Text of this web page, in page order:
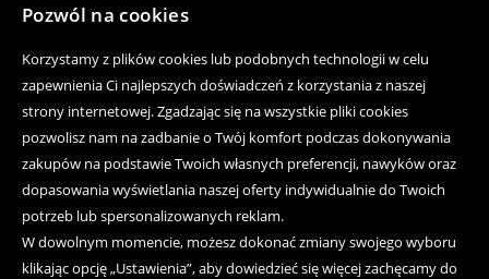
Pozwól na cookies
Korzystamy z plików cookies lub podobnych technologii w celu
zapewnienia Ci najlepszych doświadczeń z korzystania z naszej
strony internetowej. Zgadzając się na wszystkie pliki cookies
pozwolisz nam na zadbanie o Twój komfort podczas dokonywania
zakupów na podstawie Twoich własnych preferencji, nawyków oraz
dopasowania wyświetlania naszej oferty indywidualnie do Twoich
potrzeb lub spersonalizowanych reklam.
W dowolnym momencie, możesz dokonać zmiany swojego wyboru
klikając opcję „Ustawienia”, aby dowiedzieć się więcej zachęcamy do